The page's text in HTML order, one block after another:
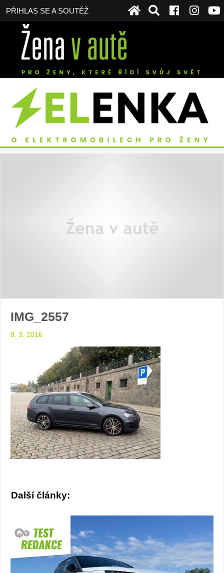
PŘIHLAS SE A SOUTĚŽ
IMG_2557
9. 3. 2016
Další články: